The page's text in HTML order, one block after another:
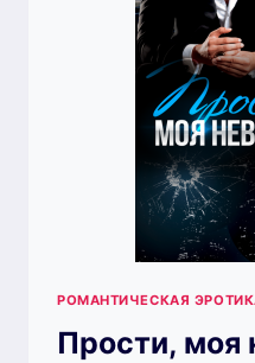
РОМАНТИЧЕСКАЯ
Прости, моя